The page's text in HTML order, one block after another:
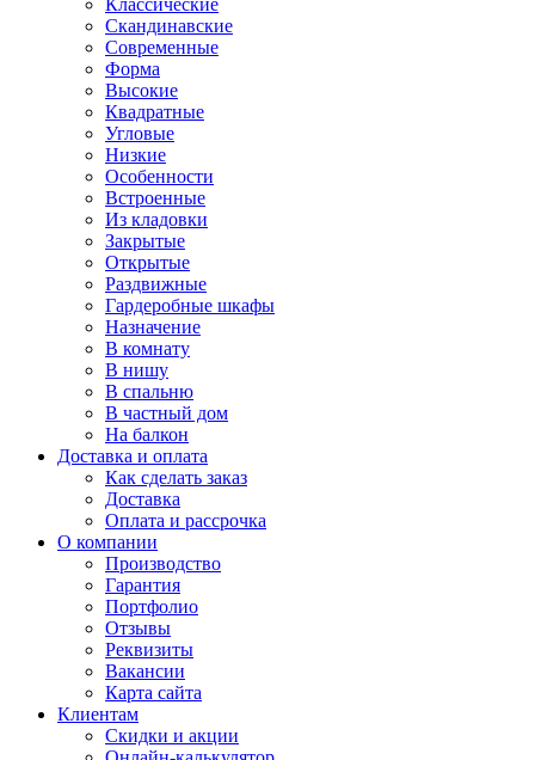
Классические
Скандинавские
Современные
Форма
Высокие
Квадратные
Угловые
Низкие
Особенности
Встроенные
Из кладовки
Закрытые
Открытые
Раздвижные
Гардеробные шкафы
Назначение
В комнату
В нишу
В спальню
В частный дом
На балкон
Доставка и оплата
Как сделать заказ
Доставка
Оплата и рассрочка
О компании
Производство
Гарантия
Портфолио
Отзывы
Реквизиты
Вакансии
Карта сайта
Клиентам
Скидки и акции